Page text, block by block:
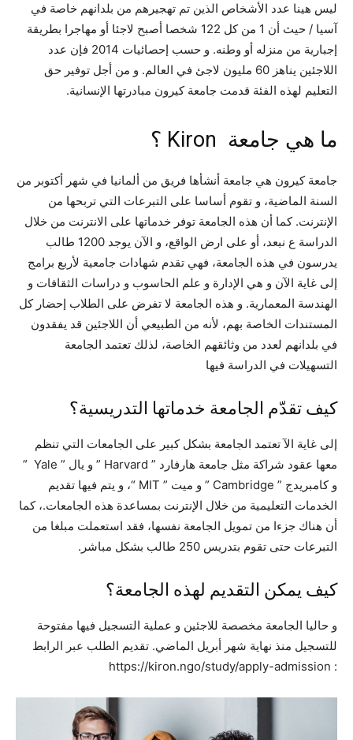
ليس هينا عدد الأشخاص الذين تم تهجيرهم من بلدانهم خاصة في
آسيا / حيث أن 1 من كل 122 شخصا أصبح لاجئا أو مهاجرا بطريقة
إجبارية من منزله أو وطنه. و حسب إحصائيات 2014 فإن عدد
اللاجئين يناهز 60 مليون لاجئ في العالم. و من أجل توفير حق
التعليم لهذه الفئة قدمت جامعة كيرون مبادرتها الإنسانية.
ما هي جامعة Kiron ؟
جامعة كيرون هي جامعة أنشأها فريق من ألمانيا في شهر أكتوبر من
السنة الماضية، و تقوم أساسا على التبرعات التي تربحها من
الإنترنت. كما أن هذه الجامعة توفر خدماتها على الانترنت من خلال
الدراسة ع نبعد، أو على ارض الواقع، و الآن يوجد 1200 طالب
يدرسون في هذه الجامعة، فهي تقدم شهادات جامعية لأربع برامج
إلى غاية الآن و هي الإدارة و علم الحاسوب و دراسات الثقافات و
الهندسة المعمارية. و هذه الجامعة لا تفرض على الطلاب إحضار كل
المستندات الخاصة بهم، لأنه من الطبيعي أن اللاجئين قد يفقدون
في بلدانهم لعدد من وثائقهم الخاصة، لذلك تعتمد الجامعة
التسهيلات في الدراسة فيها
كيف تقدّم الجامعة خدماتها التدريسية؟
إلى غاية الآ تعتمد الجامعة بشكل كبير على الجامعات التي تنظم
معها عقود شراكة مثل جامعة هارفارد ” Harvard ” و يال ” Yale ”
و كامبريدج ” Cambridge ” و ميت ” MIT “، و يتم فيها تقديم
الخدمات التعليمية من خلال الإنترنت بمساعدة هذه الجامعات.، كما
أن هناك جزءا من تمويل الجامعة نفسها، فقد استعملت مبلغا من
التبرعات حتى تقوم بتدريس 250 طالب بشكل مباشر.
كيف يمكن التقديم لهذه الجامعة؟
و حاليا الجامعة مخصصة للاجئين و عملية التسجيل فيها مفتوحة
للتسجيل منذ نهاية شهر أبريل الماضي. تقديم الطلب عبر الرابط
: https://kiron.ngo/study/apply-admission